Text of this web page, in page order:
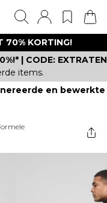
70% KORTING!
| CODE: EXTRATEN
items.
en bewerkte